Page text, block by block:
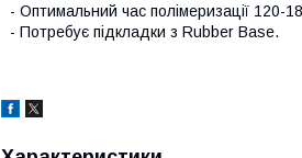
- Оптимальний час полімеризації 120-
- Потребує підкладки з Rubber Base.